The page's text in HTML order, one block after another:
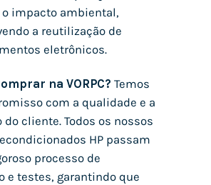
o impacto ambiental,
a reutilização de
eletrônicos.
na VORPC? Temos
com a qualidade e a
cliente. Todos os nossos
HP passam
processo de
e testes, garantindo que